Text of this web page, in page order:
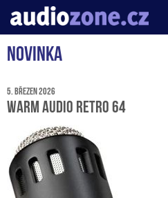
Server o digitálním zpracování zvuku
Novinka
5. březen 2026
Warm Audio Retro 64